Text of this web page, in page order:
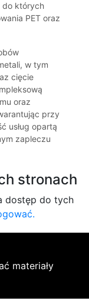
do których
PET oraz
w tym
cięcie
oraz
przy
usług opartą
zapleczu
stronach
dostęp do tych
materiały